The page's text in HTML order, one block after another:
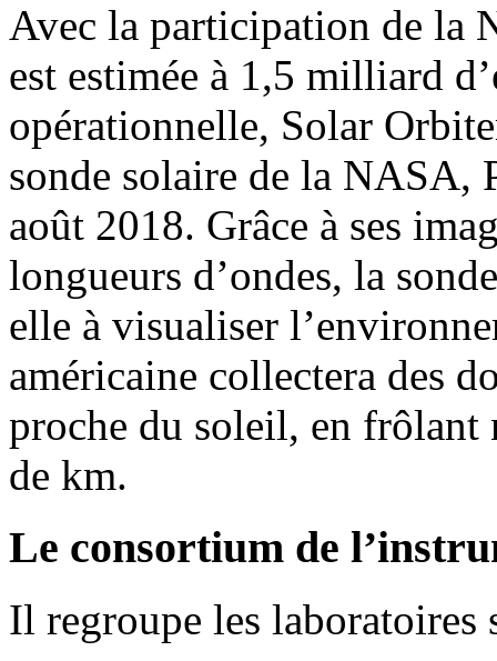
Avec la participation de la
est estimée à 1,5 milliard
opérationnelle, Solar
sonde solaire de la NASA,
août 2018. Grâce à ses
longueurs d’ondes, la
elle à visualiser
américaine collectera des
proche du soleil, en
de km.
Le consortium de
Il regroupe les laboratoires